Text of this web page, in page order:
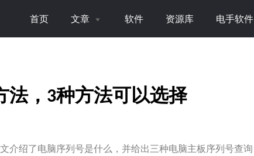
首页 文章 软件 资源库 电手软件
法，3种方法可以选择
介绍了电脑序列号是什么，并给出三种电脑主板序列号查询